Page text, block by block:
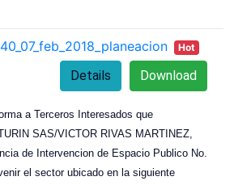
Hot
Download
Details
a Terceros Interesados que
SAS/VICTOR RIVAS MARTINEZ,
de Intervencion de Espacio Publico No.
el sector ubicado en la siguiente